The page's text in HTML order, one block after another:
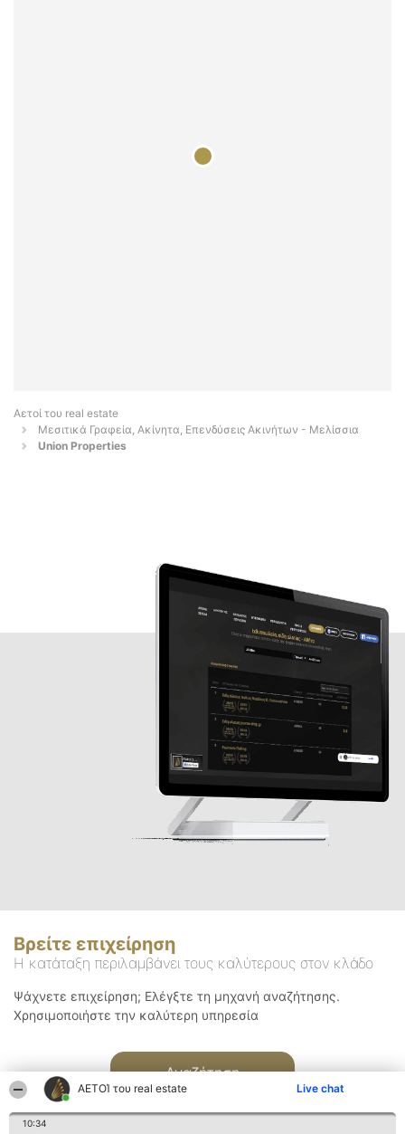
ΑΕΤΟΊ του real estate Live chat
10:34
Αετοί του real estate
Μεσιτικά Γραφεία, Ακίνητα, Επενδύσεις Ακινήτων - Μελίσσια
Union Properties
Βρείτε επιχείρηση
Η κατάταξη περιλαμβάνει τους καλύτερους στον κλάδο
Ψάχνετε επιχείρηση; Ελέγξτε τη μηχανή αναζήτησης.
Χρησιμοποιήστε την καλύτερη υπηρεσία
Αναζήτηση